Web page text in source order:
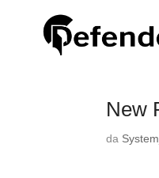
New
da